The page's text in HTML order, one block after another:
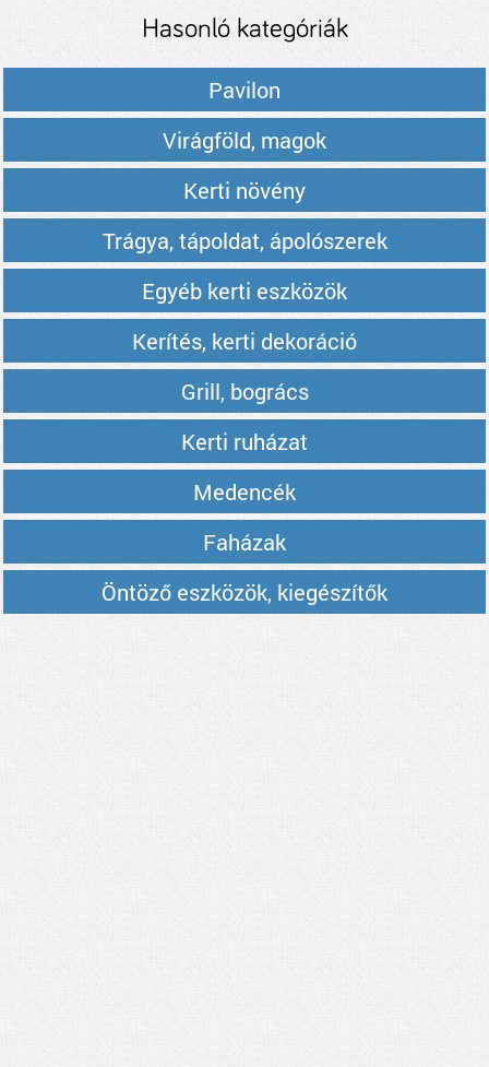
Hasonló kategóriák
Pavilon
Virágföld, magok
Kerti növény
Trágya, tápoldat, ápolószerek
Egyéb kerti eszközök
Kerítés, kerti dekoráció
Grill, bogrács
Kerti ruházat
Medencék
Faházak
Öntöző eszközök, kiegészítők